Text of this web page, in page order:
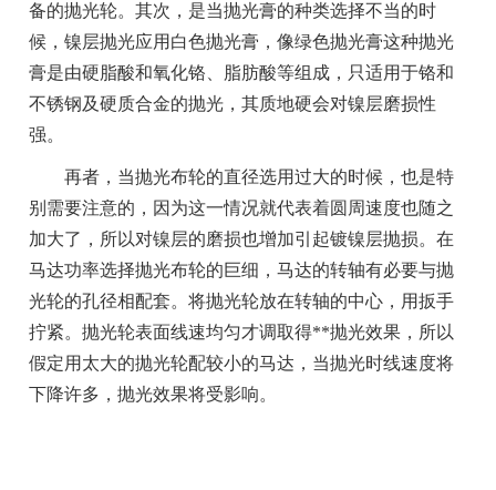
备的抛光轮。其次，是当抛光膏的种类选择不当的时
候，镍层抛光应用白色抛光膏，像绿色抛光膏这种抛光
膏是由硬脂酸和氧化铬、脂肪酸等组成，只适用于铬和
不锈钢及硬质合金的抛光，其质地硬会对镍层磨损性
强。
再者，当抛光布轮的直径选用过大的时候，也是特
别需要注意的，因为这一情况就代表着圆周速度也随之
加大了，所以对镍层的磨损也增加引起镀镍层抛损。在
马达功率选择抛光布轮的巨细，马达的转轴有必要与抛
光轮的孔径相配套。将抛光轮放在转轴的中心，用扳手
拧紧。抛光轮表面线速均匀才调取得**抛光效果，所以
假定用太大的抛光轮配较小的马达，当抛光时线速度将
下降许多，抛光效果将受影响。